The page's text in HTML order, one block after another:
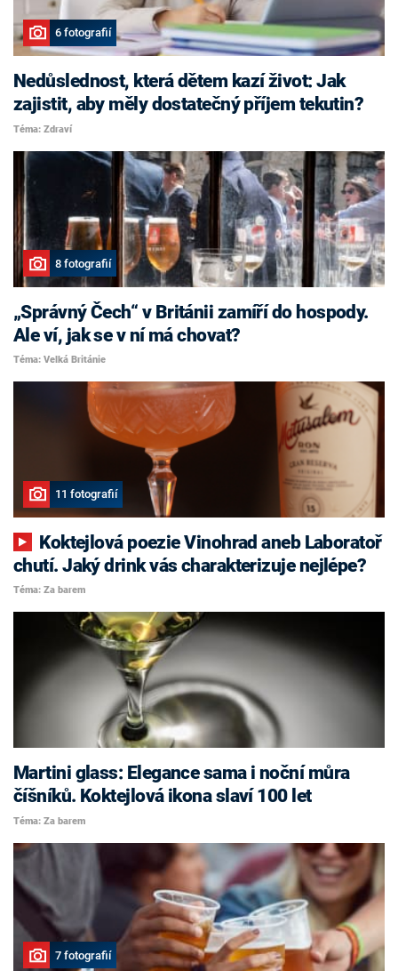
6 fotografií
Nedůslednost, která dětem kazí život: Jak
zajistit, aby měly dostatečný příjem tekutin?
Téma: Zdraví
8 fotografií
„Správný Čech“ v Británii zamíří do hospody.
Ale ví, jak se v ní má chovat?
Téma: Velká Británie
11 fotografií
chutí. Jaký drink vás charakterizuje nejlépe?
Téma: Za barem
Martini glass: Elegance sama i noční můra
číšníků. Koktejlová ikona slaví 100 let
Téma: Za barem
7 fotografií